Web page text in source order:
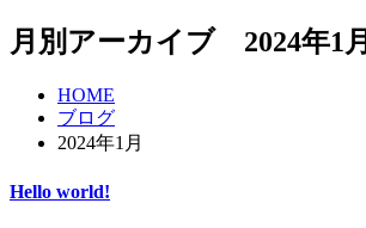
月別アーカイブ 2024年1月
HOME
ブログ
2024年1月
Hello world!